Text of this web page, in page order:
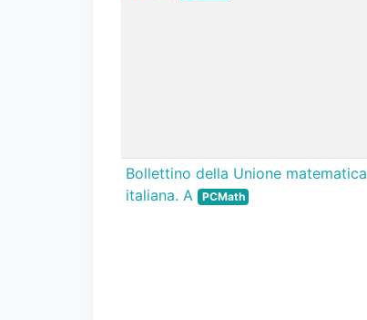
Bollettino della Unione matematica
italiana. A
PCMath